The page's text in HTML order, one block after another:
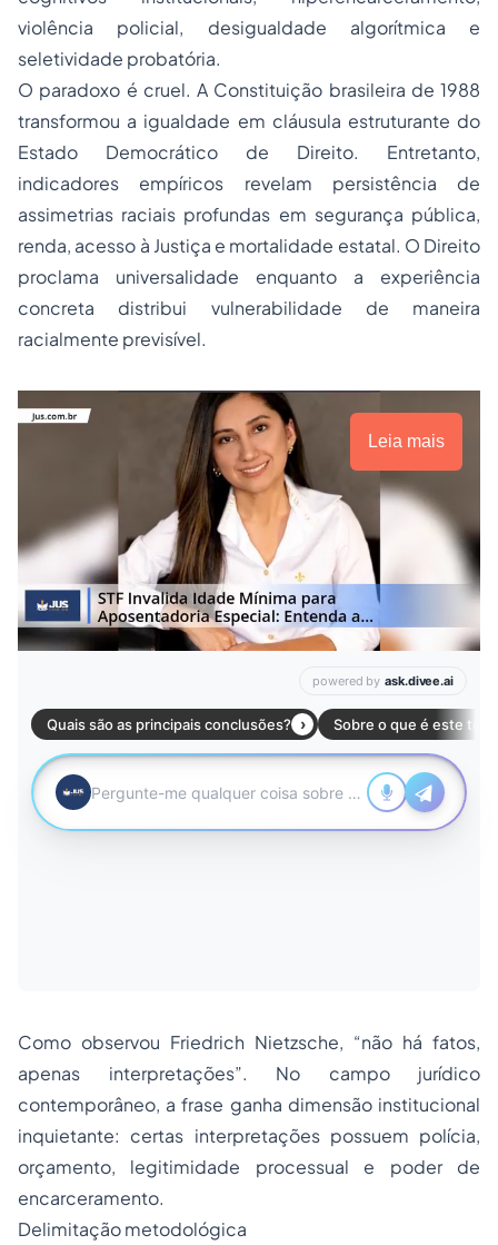
violência policial, desigualdade algorítmica e
seletividade probatória.
O paradoxo é cruel. A Constituição brasileira de 1988
transformou a igualdade em cláusula estruturante do
Estado Democrático de Direito. Entretanto,
indicadores empíricos revelam persistência de
assimetrias raciais profundas em segurança pública,
renda, acesso à Justiça e mortalidade estatal. O Direito
proclama universalidade enquanto a experiência
concreta distribui vulnerabilidade de maneira
racialmente previsível.
Leia mais
Como observou Friedrich Nietzsche, “não há fatos,
apenas interpretações”. No campo jurídico
contemporâneo, a frase ganha dimensão institucional
inquietante: certas interpretações possuem polícia,
orçamento, legitimidade processual e poder de
encarceramento.
Delimitação metodológica